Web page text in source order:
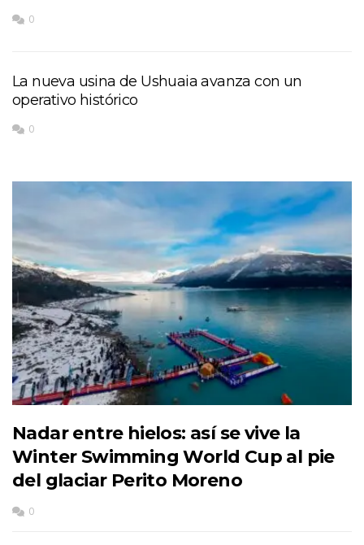
0
La nueva usina de Ushuaia avanza con un
operativo histórico
0
Nadar entre hielos: así se vive la
Winter Swimming World Cup al pie
del glaciar Perito Moreno
0